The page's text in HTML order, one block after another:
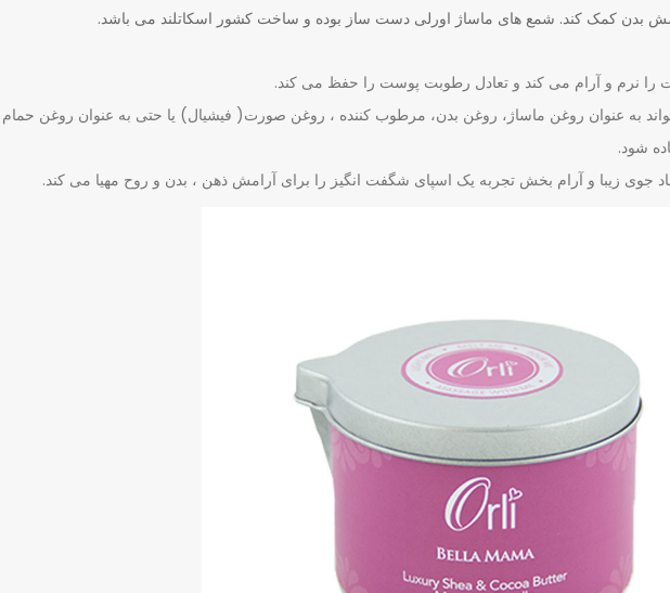
بدن کمک کند. شمع های ماساژ اورلی دست ساز بوده و ساخت کشور اسکاتلند می باشد.
را نرم و آرام می کند و تعادل رطوبت پوست را حفظ می کند.
به عنوان روغن ماساژ، روغن بدن، مرطوب کننده ، روغن صورت( فیشیال) یا حتی به عنوان روغن حمام
شود.
جوی زیبا و آرام بخش تجربه یک اسپای شگفت انگیز را برای آرامش ذهن ، بدن و روح مهیا می کند.